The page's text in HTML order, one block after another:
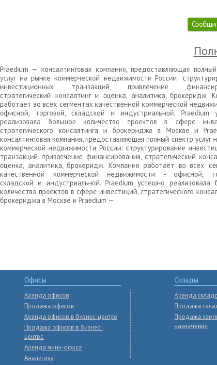
Praedium — консалтинговая компания, предоставляющая
услуг на рынке коммерческой недвижимости России:
инвестиционных транзакций, привлечение
стратегический консалтинг и оценка, аналитика, брокеридж.
работает во всех сегментах качественной коммерческой
офисной, торговой, складской и индустриальной. Praedium
реализовала большое количество проектов в сфере
стратегического консалтинга и брокериджа в Москве и
консалтинговая компания, предоставляющая полный спектр услуг
коммерческой недвижимости России: структурирование
транзакций, привлечение финансирования, стратегический
оценка, аналитика, брокеридж. Компания работает во всех
качественной коммерческой недвижимости - офисной,
складской и индустриальной. Praedium успешно реализовала
количество проектов в сфере инвестиций, стратегического
брокериджа в Москве и Praedium —
Офисы
Аренда офисов
Продажа офисов
Аренда офисов в бизнес-центре
Продажа офисов в бизнес-
центре
Аренда мини-офиса
Аналитика
Склады
Аренда
Продажа
Продажа
назначения